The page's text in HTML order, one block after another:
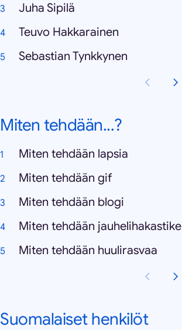
Juha Sipilä
Teuvo Hakkarainen
Sebastian Tynkkynen
Miten tehdään...?
Miten tehdään lapsia
Miten tehdään gif
Miten tehdään blogi
Miten tehdään jauhelihakastike
Miten tehdään huulirasvaa
Suomalaiset henkilöt